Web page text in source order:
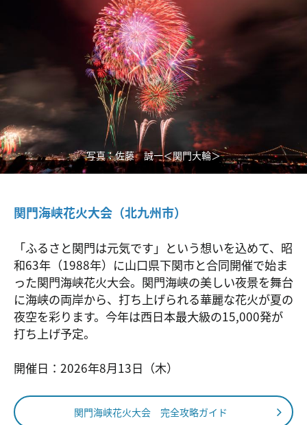
写真：佐藤 誠一＜関門大輪＞
関門海峡花火大会（北九州市）
「ふるさと関門は元気です」という想いを込めて、昭
和63年（1988年）に山口県下関市と合同開催で始ま
った関門海峡花火大会。関門海峡の美しい夜景を舞台
に海峡の両岸から、打ち上げられる華麗な花火が夏の
夜空を彩ります。今年は西日本最大級の15,000発が
打ち上げ予定。
開催日：2026年8月13日（木）
関門海峡花火大会 完全攻略ガイド